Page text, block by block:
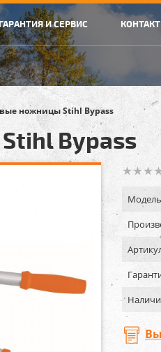
И СЕРВИС
ножницы Stihl Bypass
Bypass